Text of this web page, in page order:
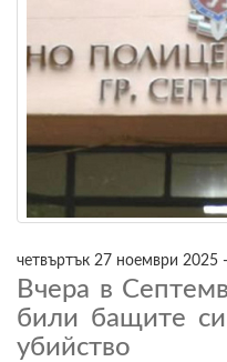
четвъртък 27 ноември 2025
Вчера в
били бащите
убийство